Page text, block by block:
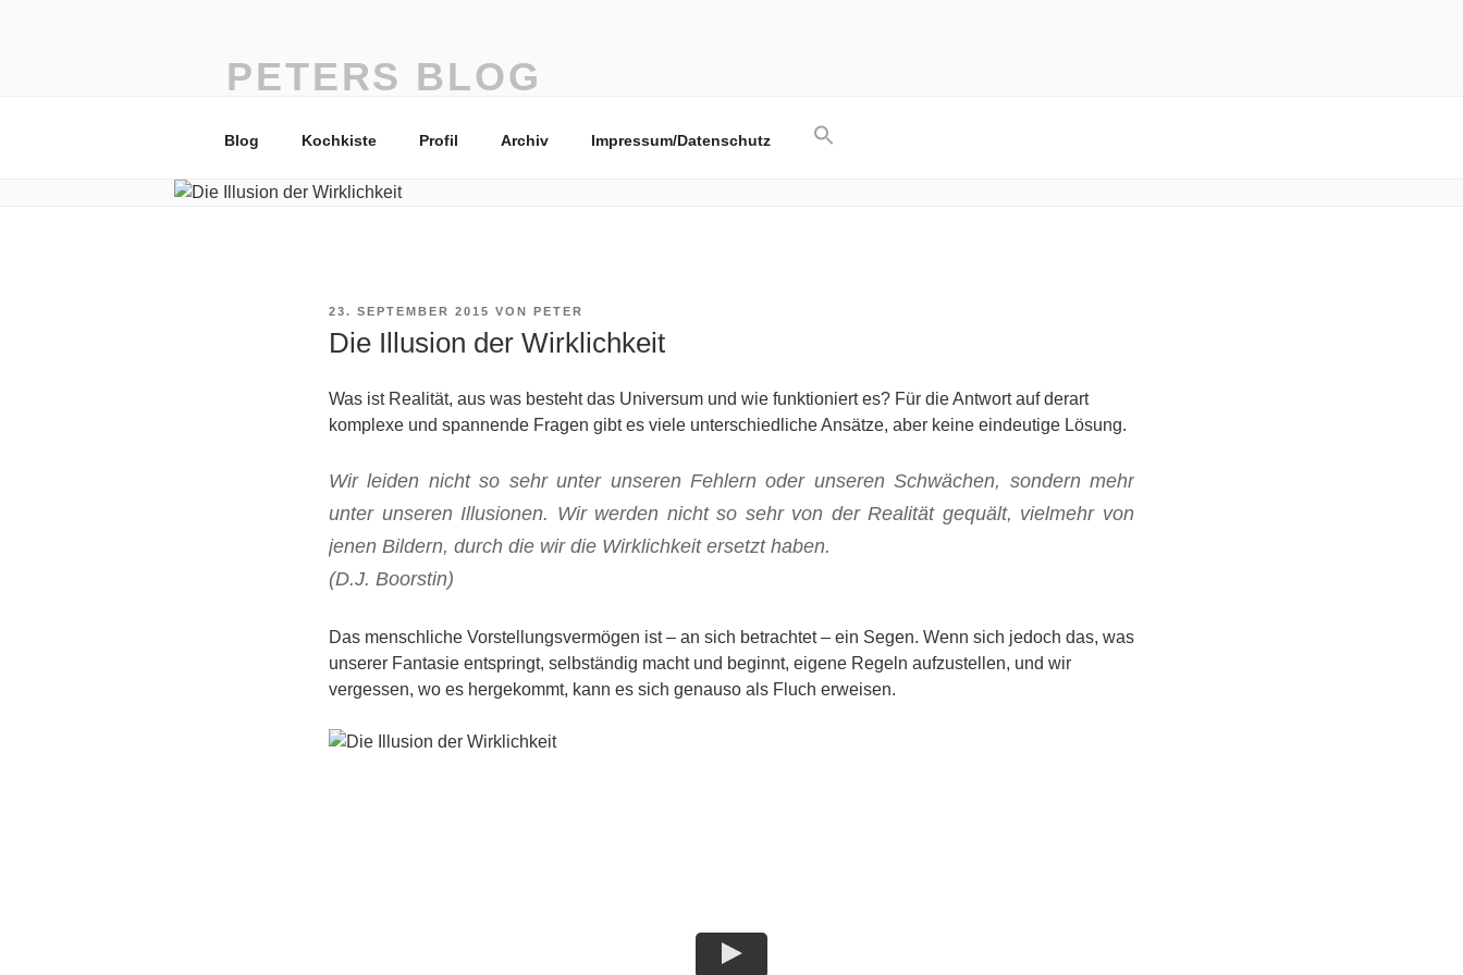
PETERS BLOG
Blog Kochkiste Profil Archiv Impressum/Datenschutz
VERÖFFENTLICHT
23. SEPTEMBER 2015 VON PETER
Die Illusion der Wirklichkeit
Was ist Realität, aus was besteht das Universum und wie funktioniert es? Für die Antwort auf derart
komplexe und spannende Fragen gibt es viele unterschiedliche Ansätze, aber keine eindeutige Lösung.
Wir leiden nicht so sehr unter unseren Fehlern oder unseren Schwächen, sondern mehr
unter ­unseren Illusionen. Wir werden nicht so sehr von der Realität gequält, ­vielmehr von
jenen ­Bildern, durch die wir die Wirklichkeit ersetzt haben.
(D.J. Boorstin)
Das menschliche Vorstellungsvermögen ist – an sich betrachtet – ein Segen. Wenn sich jedoch das, was
unserer Fantasie entspringt, selbständig macht und beginnt, eigene Regeln aufzustellen, und wir
vergessen, wo es hergekommt, kann es sich genauso als Fluch erweisen.